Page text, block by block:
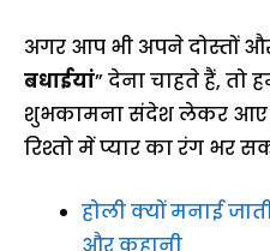
अगर आप भी अपने दोस्तों
बधाईयां” देना चाहते हैं,
शुभकामना संदेश लेकर आए
रिश्तो में प्यार का रंग भर
होली क्यों मनाई